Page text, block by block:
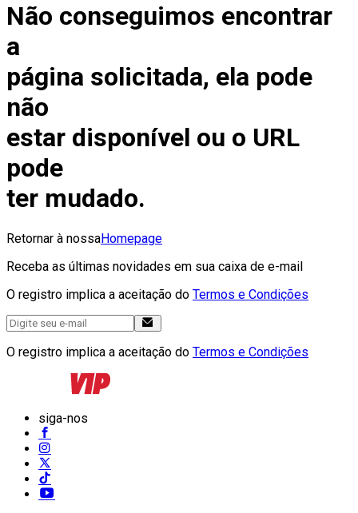
Não conseguimos encontrar
a
página solicitada, ela pode
não
estar disponível ou o URL
pode
ter mudado.
Retornar à nossaHomepage
Receba as últimas novidades em sua caixa de e-mail
O registro implica a aceitação do Termos e Condições
O registro implica a aceitação do Termos e Condições
siga-nos